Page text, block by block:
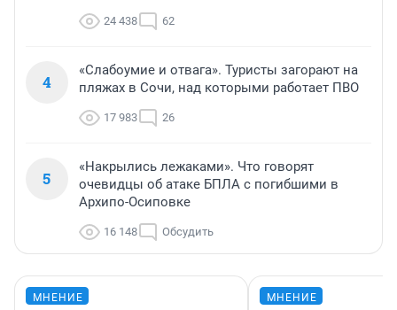
24 438 62
4
«Слабоумие и отвага». Туристы загорают на
пляжах в Сочи, над которыми работает ПВО
17 983 26
5
«Накрылись лежаками». Что говорят
очевидцы об атаке БПЛА с погибшими в
Архипо-Осиповке
16 148 Обсудить
МНЕНИЕ МНЕНИЕ